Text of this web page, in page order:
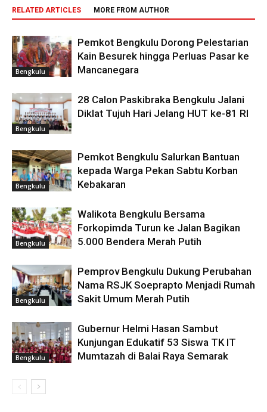
RELATED ARTICLES MORE FROM AUTHOR
Bengkulu
Pemkot Bengkulu Dorong Pelestarian
Kain Besurek hingga Perluas Pasar ke
Mancanegara
Bengkulu
28 Calon Paskibraka Bengkulu Jalani
Diklat Tujuh Hari Jelang HUT ke-81 RI
Bengkulu
Pemkot Bengkulu Salurkan Bantuan
kepada Warga Pekan Sabtu Korban
Kebakaran
Bengkulu
Walikota Bengkulu Bersama
Forkopimda Turun ke Jalan Bagikan
5.000 Bendera Merah Putih
Bengkulu
Pemprov Bengkulu Dukung Perubahan
Nama RSJK Soeprapto Menjadi Rumah
Sakit Umum Merah Putih
Bengkulu
Gubernur Helmi Hasan Sambut
Kunjungan Edukatif 53 Siswa TK IT
Mumtazah di Balai Raya Semarak